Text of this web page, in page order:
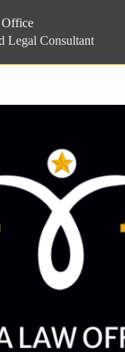
Legal Consultant